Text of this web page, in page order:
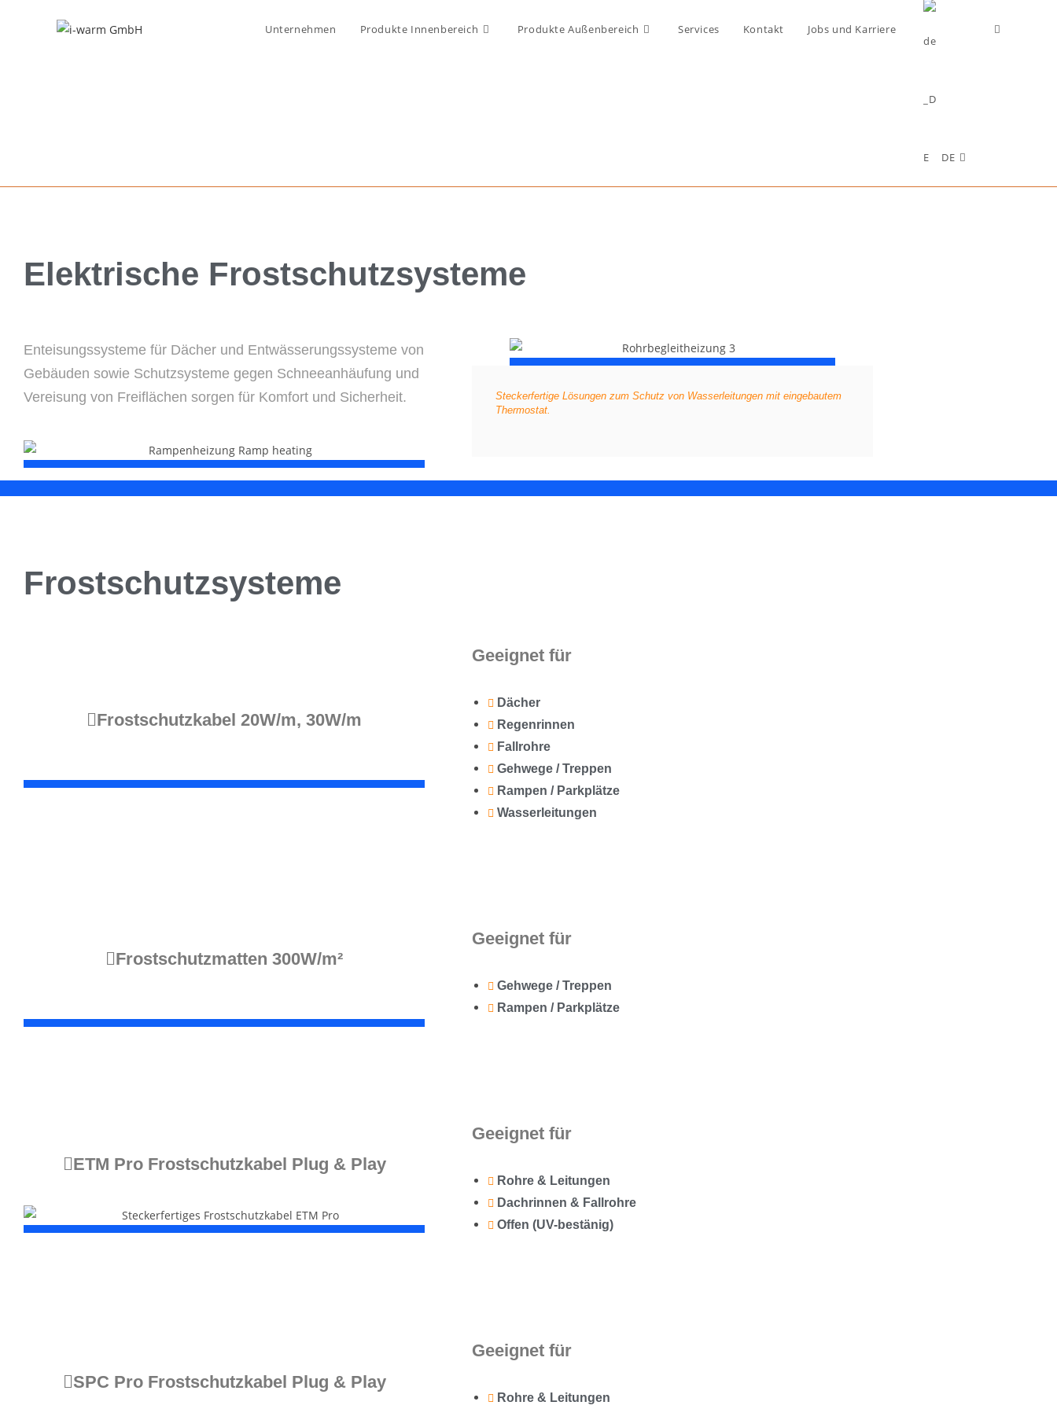
Unternehmen Produkte Innenbereich Produkte Außenbereich Services Kontakt Jobs und Karriere
DE
Elektrische Frostschutzsysteme
Enteisungssysteme für Dächer und Entwässerungssysteme von
Gebäuden sowie Schutzsysteme gegen Schneeanhäufung und
Vereisung von Freiflächen sorgen für Komfort und Sicherheit.
Steckerfertige Lösungen zum Schutz von Wasserleitungen mit eingebautem
Thermostat.
Frostschutzsysteme
Frostschutzkabel 20W/m, 30W/m
Geeignet für
Dächer
Regenrinnen
Fallrohre
Gehwege / Treppen
Rampen / Parkplätze
Wasserleitungen
Frostschutzmatten 300W/m²
Geeignet für
Gehwege / Treppen
Rampen / Parkplätze
ETM Pro Frostschutzkabel Plug & Play
Geeignet für
Rohre & Leitungen
Dachrinnen & Fallrohre
Offen (UV-bestänig)
SPC Pro Frostschutzkabel Plug & Play
Geeignet für
Rohre & Leitungen